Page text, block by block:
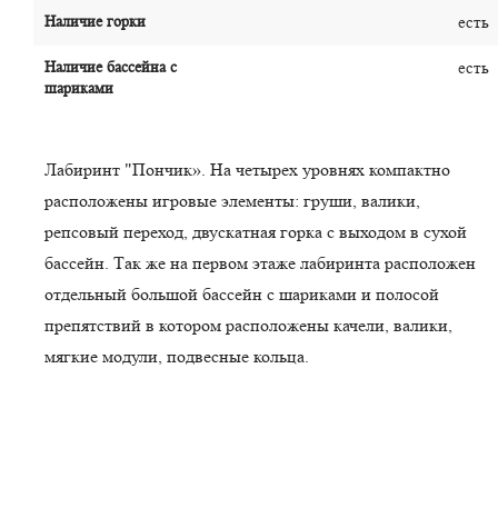
Наличие горки есть
Наличие бассейна с
шариками
есть
Лабиринт "Пончик». На четырех уровнях компактно
расположены игровые элементы: груши, валики,
репсовый переход, двускатная горка с выходом в сухой
бассейн. Так же на первом этаже лабиринта расположен
отдельный большой бассейн с шариками и полосой
препятствий в котором расположены качели, валики,
мягкие модули, подвесные кольца.